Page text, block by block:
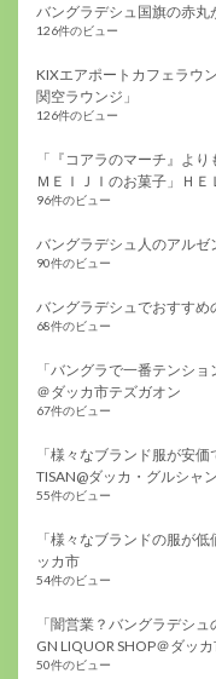
バングラデシュ国旗の赤丸
126件のビュー
KIXエアポートカフェラウ
関空ラウンジ」
126件のビュー
「『コアラのマーチ』よ
ＭＥＩＪＩのお菓子」Ｈ
96件のビュー
バングラデシュ人のアル
90件のビュー
バングラデシュでおすすめ
68件のビュー
「バングラで一番テンシ
＠ダッカ市テズガオン
67件のビュー
「様々なブランド服が安
TISAN@ダッカ・グルシャン
55件のビュー
「様々なブランドの服が
ッカ市
54件のビュー
「闇営業？バングラデシ
GN LIQUOR SHOP＠ダッ
50件のビュー